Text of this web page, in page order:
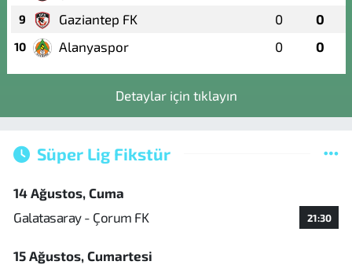
9 Gaziantep FK 0 0
10 Alanyaspor 0 0
Detaylar için tıklayın
Süper Lig Fikstür
14 Ağustos, Cuma
Galatasaray - Çorum FK
21:30
15 Ağustos, Cumartesi